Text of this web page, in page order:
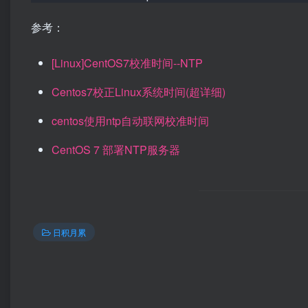
参考：
[Linux]CentOS7校准时间--NTP
Centos7校正Linux系统时间(超详细)
centos使用ntp自动联网校准时间
CentOS 7 部署NTP服务器
日积月累